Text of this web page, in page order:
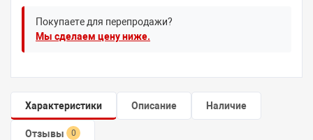
Покупаете для перепродажи?
Мы сделаем цену ниже.
Характеристики Описание Наличие
Отзывы 0